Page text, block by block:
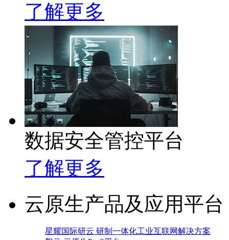
了解更多
数据安全管控平台
了解更多
云原生产品及应用平台
星耀国际研云 研制一体化工业互联网解决方案